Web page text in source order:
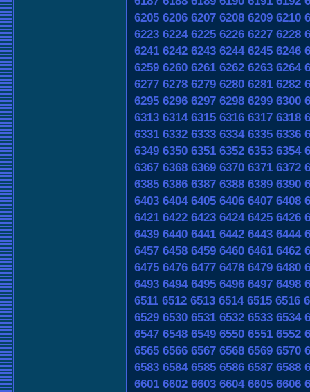
6205 6206 6207 6208 6209 6210
6223 6224 6225 6226 6227 6228
6241 6242 6243 6244 6245 6246
6259 6260 6261 6262 6263 6264
6277 6278 6279 6280 6281 6282
6295 6296 6297 6298 6299 6300
6313 6314 6315 6316 6317 6318
6331 6332 6333 6334 6335 6336
6349 6350 6351 6352 6353 6354
6367 6368 6369 6370 6371 6372
6385 6386 6387 6388 6389 6390
6403 6404 6405 6406 6407 6408
6421 6422 6423 6424 6425 6426
6439 6440 6441 6442 6443 6444
6457 6458 6459 6460 6461 6462
6475 6476 6477 6478 6479 6480
6493 6494 6495 6496 6497 6498
6511 6512 6513 6514 6515 6516
6529 6530 6531 6532 6533 6534
6547 6548 6549 6550 6551 6552
6565 6566 6567 6568 6569 6570
6583 6584 6585 6586 6587 6588
6601 6602 6603 6604 6605 6606